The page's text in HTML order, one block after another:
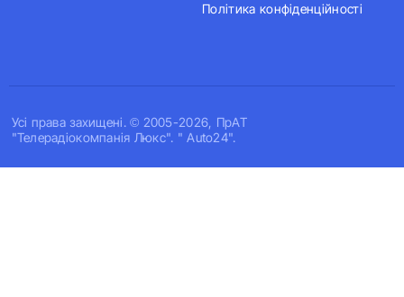
Усi права захищенi. © 2005-2026, ПрАТ
"Телерадіокомпанія Люкс". " Auto24".
Політика конфіденційності